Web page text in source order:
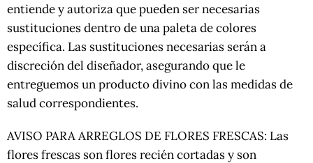
entiende y autoriza que pueden ser necesarias
sustituciones dentro de una paleta de colores
específica. Las sustituciones necesarias serán a
discreción del diseñador, asegurando que le
entreguemos un producto divino con las medidas de
salud correspondientes.
AVISO PARA ARREGLOS DE FLORES FRESCAS: Las
flores frescas son flores recién cortadas y son